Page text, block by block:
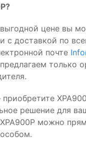
цене вы
с доставкой по
почте
только
решение для
можно